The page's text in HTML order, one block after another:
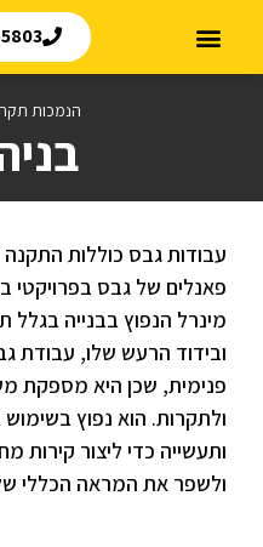
הנמכות
עבודות גבס כוללות התקנה
פאנלים של גבס בפרויקטי
מינרל הנפוץ בבנייה בגלל
ובידוד הרעש שלו, עבודת
פנימית, שכן היא מספקת
ולתקרות. הוא נפוץ
ותעשייה כדי ליצור קירות
ולשפר את המראה הכללי